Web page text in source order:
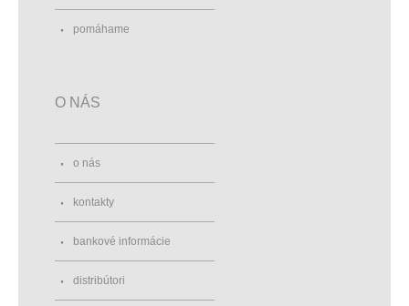
pomáhame
O NÁS
o nás
kontakty
bankové informácie
distribútori